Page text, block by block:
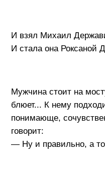
И взял Михаил
И стала она Роксаной
Мужчина стоит на
блюет... К нему
понимающе,
говорит:
— Ну и правильно, а